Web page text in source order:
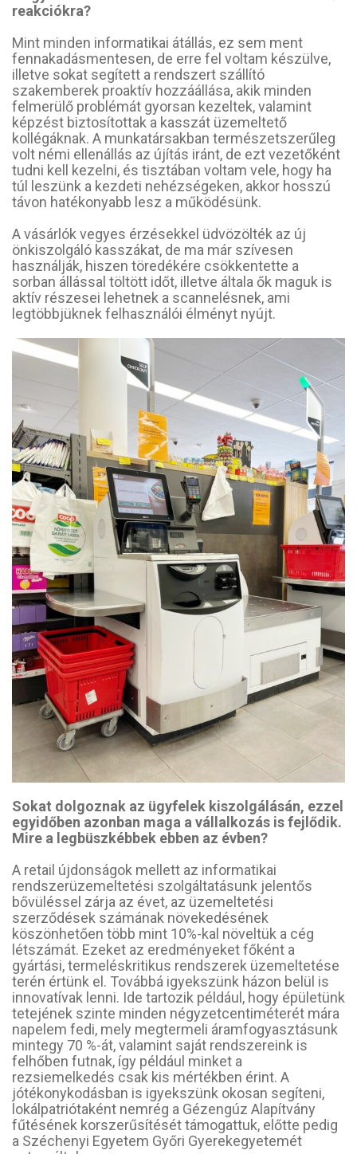
reakciókra?
Mint minden informatikai átállás, ez sem ment
fennakadásmentesen, de erre fel voltam készülve,
illetve sokat segített a rendszert szállító
szakemberek proaktív hozzáállása, akik minden
felmerülő problémát gyorsan kezeltek, valamint
képzést biztosítottak a kasszát üzemeltető
kollégáknak. A munkatársakban természetszerűleg
volt némi ellenállás az újítás iránt, de ezt vezetőként
tudni kell kezelni, és tisztában voltam vele, hogy ha
túl leszünk a kezdeti nehézségeken, akkor hosszú
távon hatékonyabb lesz a működésünk.
A vásárlók vegyes érzésekkel üdvözölték az új
önkiszolgáló kasszákat, de ma már szívesen
használják, hiszen töredékére csökkentette a
sorban állással töltött időt, illetve általa ők maguk is
aktív részesei lehetnek a scannelésnek, ami
legtöbbjüknek felhasználói élményt nyújt.
Sokat dolgoznak az ügyfelek kiszolgálásán, ezzel
egyidőben azonban maga a vállalkozás is fejlődik.
Mire a legbüszkébbek ebben az évben?
A retail újdonságok mellett az informatikai
rendszerüzemeltetési szolgáltatásunk jelentős
bővüléssel zárja az évet, az üzemeltetési
szerződések számának növekedésének
köszönhetően több mint 10%-kal növeltük a cég
létszámát. Ezeket az eredményeket főként a
gyártási, termeléskritikus rendszerek üzemeltetése
terén értünk el. Továbbá igyekszünk házon belül is
innovatívak lenni. Ide tartozik például, hogy épületünk
tetejének szinte minden négyzetcentiméterét mára
napelem fedi, mely megtermeli áramfogyasztásunk
mintegy 70 %-át, valamint saját rendszereink is
felhőben futnak, így például minket a
rezsiemelkedés csak kis mértékben érint. A
jótékonykodásban is igyekszünk okosan segíteni,
lokálpatriótaként nemrég a Gézengúz Alapítvány
fűtésének korszerűsítését támogattuk, előtte pedig
a Széchenyi Egyetem Győri Gyerekegyetemét